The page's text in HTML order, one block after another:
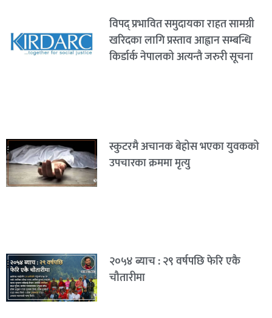
विपद् प्रभावित समुदायका राहत सामग्री
खरिदका लागि प्रस्ताव आह्वान सम्बन्धि
किर्डार्क नेपालको अत्यन्तै जरुरी सूचना
स्कुटरमै अचानक बेहोस भएका युवकको
उपचारका क्रममा मृत्यु
२०५४ ब्याच : २९ वर्षपछि फेरि एकै
चौतारीमा